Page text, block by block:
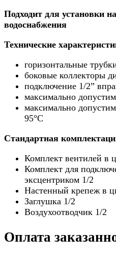
Подходит для установки
водоснабжения
Технические
горизонтальные
боковые коллекторы
подключение 1/2”
максимально
максимально
95°C
Стандартная
Комплект вентилей в
Комплект для
эксцентриком 1/2
Настенный крепеж в
Заглушка 1/2
Воздухоотводчик 1/2
Оплата